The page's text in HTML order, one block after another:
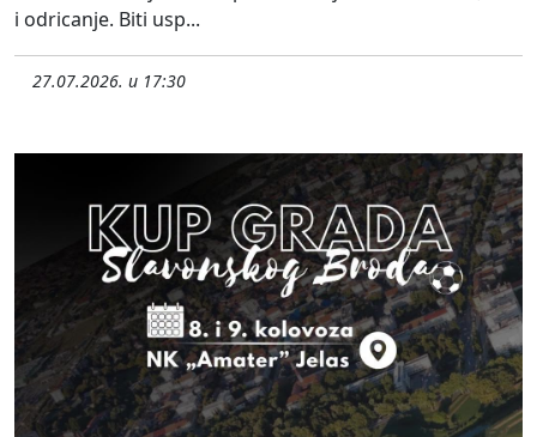
i odricanje. Biti usp...
27.07.2026. u 17:30